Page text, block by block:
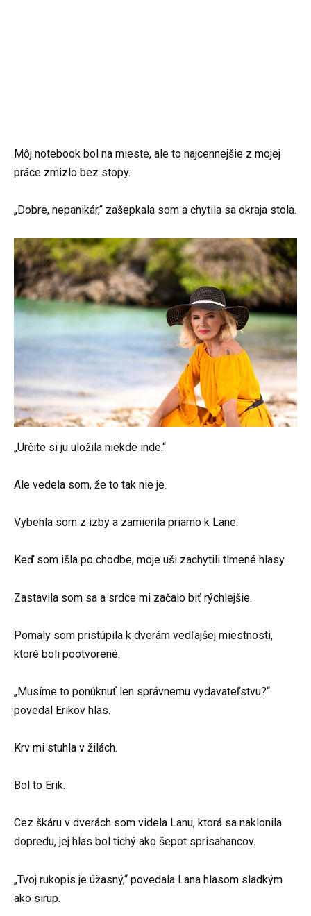
Môj notebook bol na mieste, ale to najcennejšie z mojej
práce zmizlo bez stopy.
„Dobre, nepanikár,“ zašepkala som a chytila sa okraja stola.
„Určite si ju uložila niekde inde.“
Ale vedela som, že to tak nie je.
Vybehla som z izby a zamierila priamo k Lane.
Keď som išla po chodbe, moje uši zachytili tlmené hlasy.
Zastavila som sa a srdce mi začalo biť rýchlejšie.
Pomaly som pristúpila k dverám vedľajšej miestnosti,
ktoré boli pootvorené.
„Musíme to ponúknuť len správnemu vydavateľstvu?“
povedal Erikov hlas.
Krv mi stuhla v žilách.
Bol to Erik.
Cez škáru v dverách som videla Lanu, ktorá sa naklonila
dopredu, jej hlas bol tichý ako šepot sprisahancov.
„Tvoj rukopis je úžasný,“ povedala Lana hlasom sladkým
ako sirup.